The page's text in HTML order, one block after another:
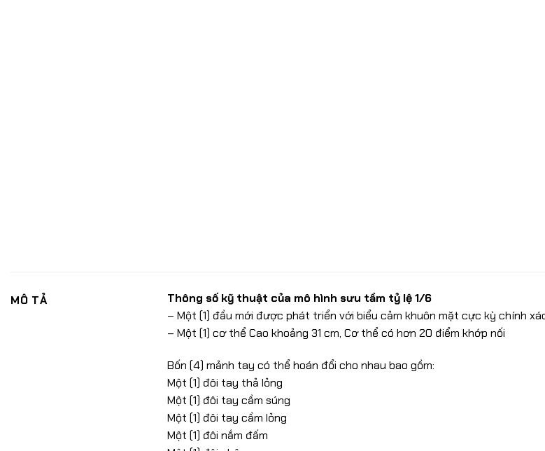
MÔ TẢ
Thông số kỹ thuật của mô hình sưu tầm tỷ lệ 1/6
– Một (1) đầu mới được phát triển với biểu cảm khuôn mặt cực kỳ chính
– Một (1) cơ thể Cao khoảng 31 cm, Cơ thể có hơn 20 điểm khớp nối
Bốn (4) mảnh tay có thể hoán đổi cho nhau bao gồm:
Một (1) đôi tay thả lỏng
Một (1) đôi tay cầm súng
Một (1) đôi tay cầm lỏng
Một (1) đôi nắm đấm